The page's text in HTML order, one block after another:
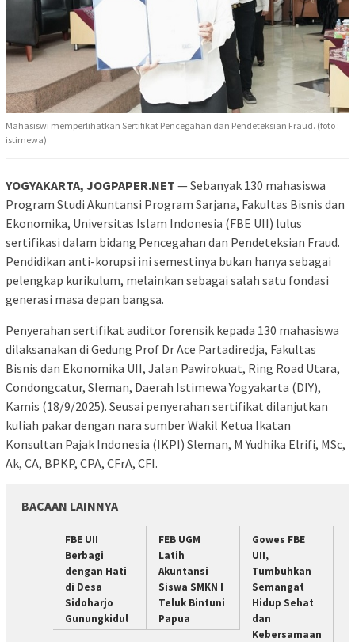
Mahasiswi memperlihatkan Sertifikat Pencegahan dan Pendeteksian Fraud. (foto :
istimewa)
YOGYAKARTA, JOGPAPER.NET — Sebanyak 130 mahasiswa
Program Studi Akuntansi Program Sarjana, Fakultas Bisnis dan
Ekonomika, Universitas Islam Indonesia (FBE UII) lulus
sertifikasi dalam bidang Pencegahan dan Pendeteksian Fraud.
Pendidikan anti-korupsi ini semestinya bukan hanya sebagai
pelengkap kurikulum, melainkan sebagai salah satu fondasi
generasi masa depan bangsa.
Penyerahan sertifikat auditor forensik kepada 130 mahasiswa
dilaksanakan di Gedung Prof Dr Ace Partadiredja, Fakultas
Bisnis dan Ekonomika UII, Jalan Pawirokuat, Ring Road Utara,
Condongcatur, Sleman, Daerah Istimewa Yogyakarta (DIY),
Kamis (18/9/2025). Seusai penyerahan sertifikat dilanjutkan
kuliah pakar dengan nara sumber Wakil Ketua Ikatan
Konsultan Pajak Indonesia (IKPI) Sleman, M Yudhika Elrifi, MSc,
Ak, CA, BPKP, CPA, CFrA, CFI.
BACAAN LAINNYA
FBE UII
Berbagi
dengan Hati
di Desa
Sidoharjo
Gunungkidul
FEB UGM
Latih
Akuntansi
Siswa SMKN I
Teluk Bintuni
Papua
Gowes FBE
UII,
Tumbuhkan
Semangat
Hidup Sehat
dan
Kebersamaan